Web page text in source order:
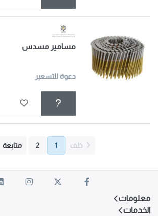
مسامير مسدس
دعوة للتسعير
خلف 1
2 متابعة
معلومات
الخدمات